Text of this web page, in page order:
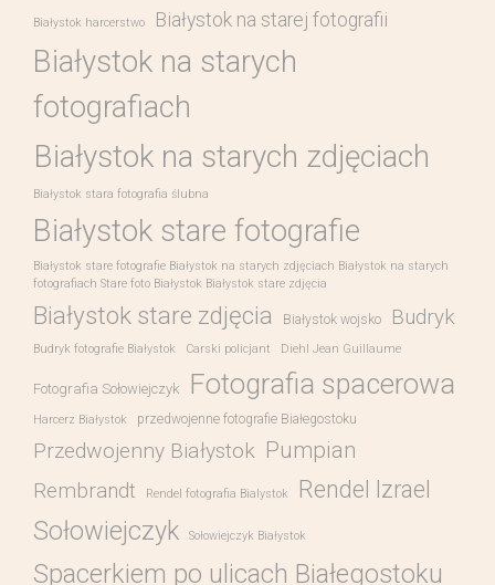
Białystok harcerstwo Białystok na starej fotografii
Białystok na starych
fotografiach
Białystok na starych zdjęciach
Białystok stara fotografia ślubna
Białystok stare fotografie
Białystok stare fotografie Białystok na starych zdjęciach Białystok na starych
fotografiach Stare foto Białystok Białystok stare zdjęcia
Białystok stare zdjęcia Białystok wojsko Budryk
Budryk fotografie Białystok Carski policjant Diehl Jean Guillaume
Fotografia Sołowiejczyk Fotografia spacerowa
Harcerz Białystok przedwojenne fotografie Białegostoku
Przedwojenny Białystok Pumpian
Rembrandt Rendel fotografia Bialystok Rendel Izrael
Sołowiejczyk Sołowiejczyk Białystok
Spacerkiem po ulicach Białegostoku